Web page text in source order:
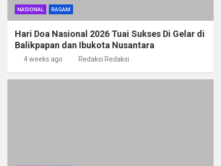
NASIONAL RAGAM
Hari Doa Nasional 2026 Tuai Sukses Di Gelar di
Balikpapan dan Ibukota Nusantara
4 weeks ago Redaksi Redaksi